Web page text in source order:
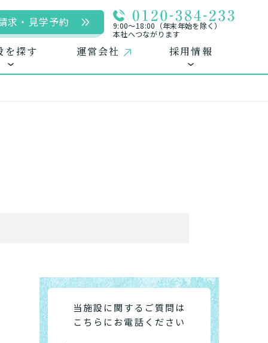
を探す 運営会社 採用情報
9:00〜18:00（年末年始を除く）
本社へつながります
求・見学予約
当施設に関するご質問は
こちらにお電話ください